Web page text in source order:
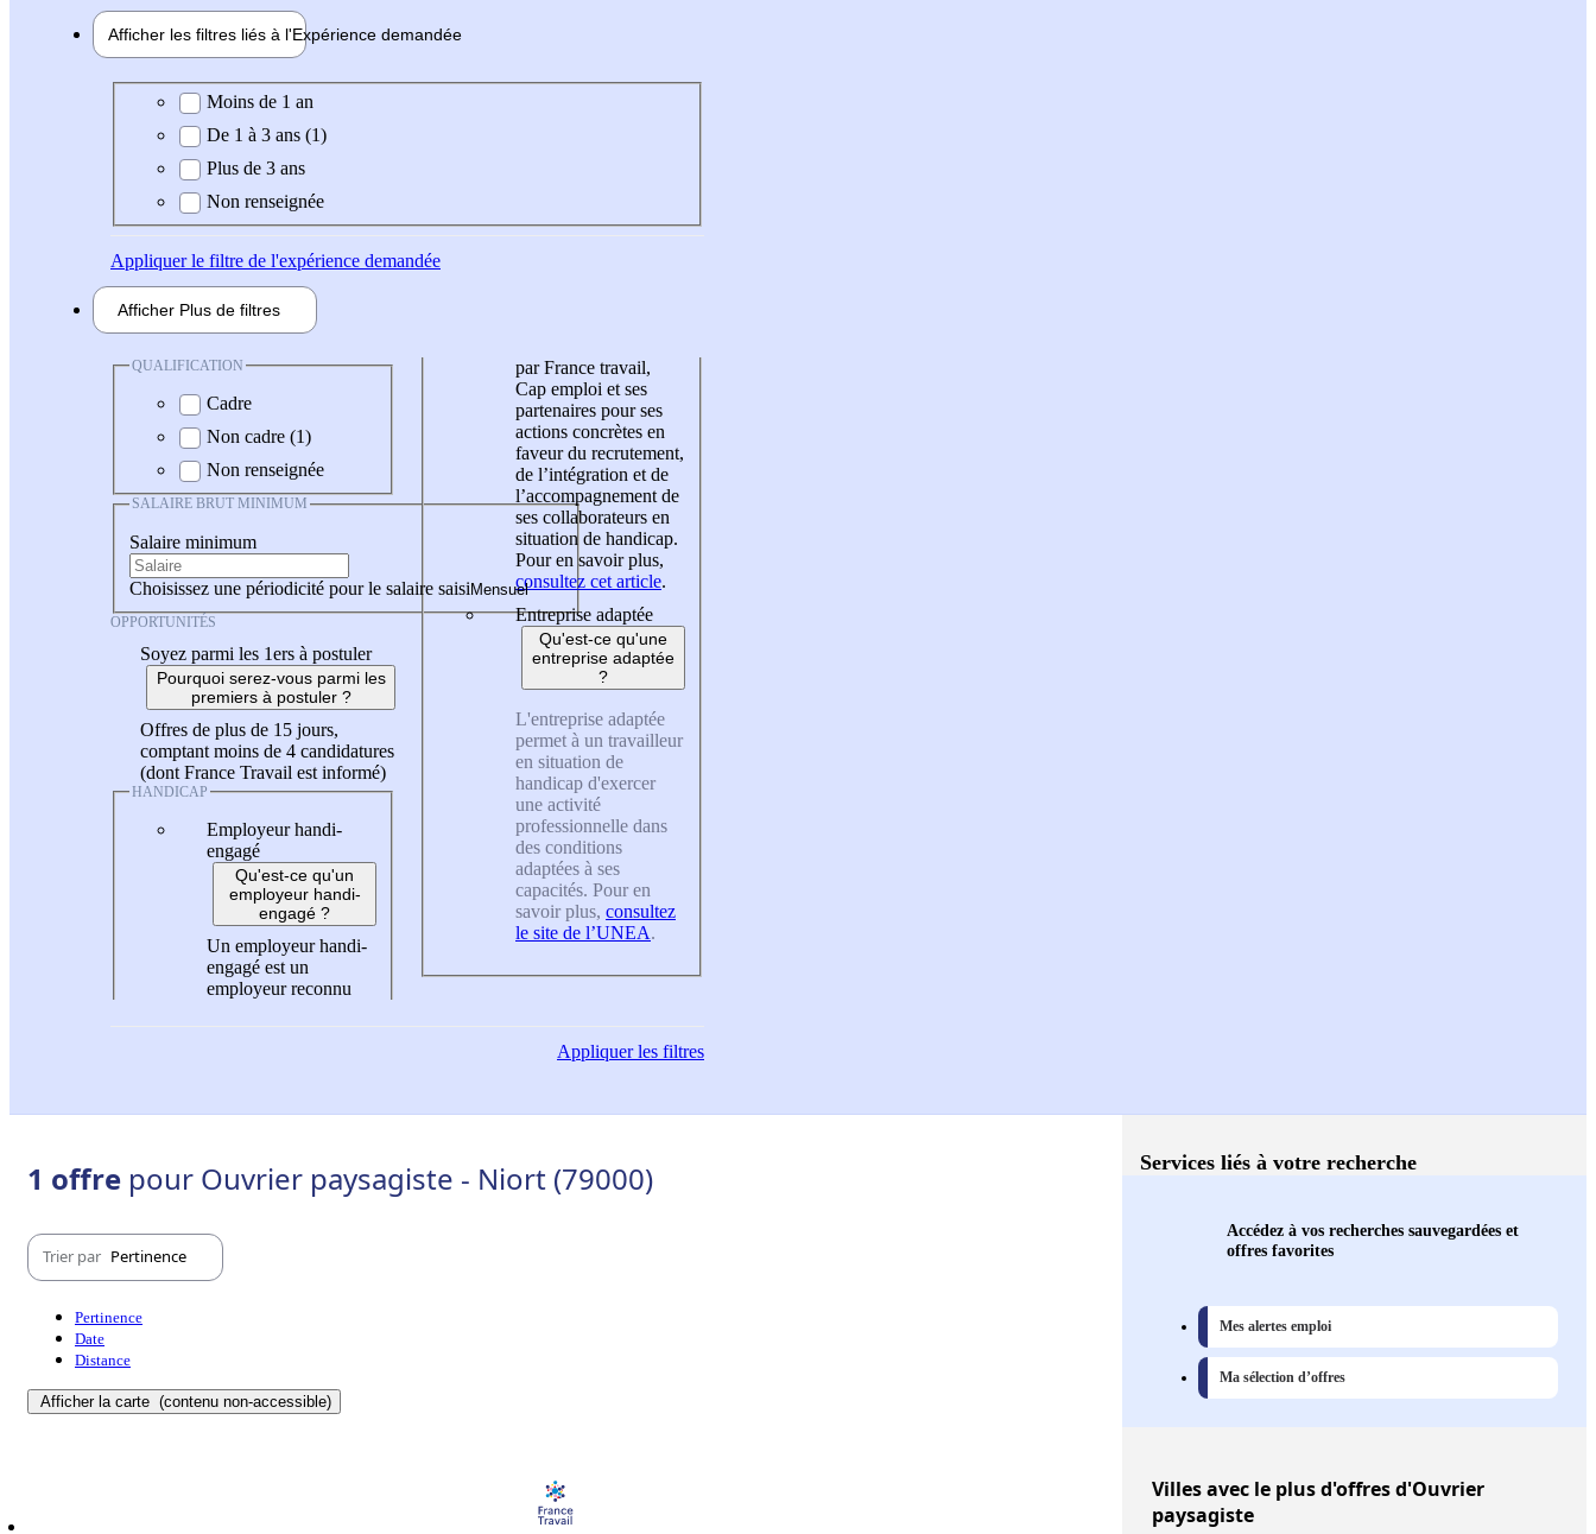
Afficher les filtres liés à l'Expérience demandée
Expérience demandée
Moins de 1 an
De 1 à 3 ans (1)
Plus de 3 ans
Non renseignée
Appliquerle filtre de l'expérience demandée
Afficher Plus de filtres
QUALIFICATION
Cadre
Non cadre (1)
Non renseignée
SALAIRE BRUT MINIMUM
Salaire minimum
Choisissez une périodicité pour le salaire saisi
OPPORTUNITÉS
Soyez parmi les 1ers à postuler
Pourquoi serez-vous parmi les
premiers à postuler ?
Offres de plus de 15 jours,
comptant moins de 4 candidatures
(dont France Travail est informé)
HANDICAP
Employeur handi-
engagé
Qu'est-ce qu'un
employeur handi-
engagé ?
Un employeur handi-
engagé est un
employeur reconnu
par France travail,
Cap emploi et ses
partenaires pour ses
actions concrètes en
faveur du recrutement,
de l’intégration et de
l’accompagnement de
ses collaborateurs en
situation de handicap.
Pour en savoir plus,
consultez cet article.
Entreprise adaptée
Qu'est-ce qu'une
entreprise adaptée
?
L'entreprise adaptée
permet à un travailleur
en situation de
handicap d'exercer
une activité
professionnelle dans
des conditions
adaptées à ses
capacités. Pour en
savoir plus, consultez
le site de l’UNEA.
Appliquerles filtres
1 offre pour Ouvrier paysagiste - Niort (79000)
Trier par Pertinence
Pertinence
Date
Distance
Afficher la carte (contenu non-accessible)
Services liés à votre recherche
Accédez à vos recherches sauvegardées et
offres favorites
Mes alertes emploi
Ma sélection d’offres
Villesavec le plus d'offres d'Ouvrier
paysagiste